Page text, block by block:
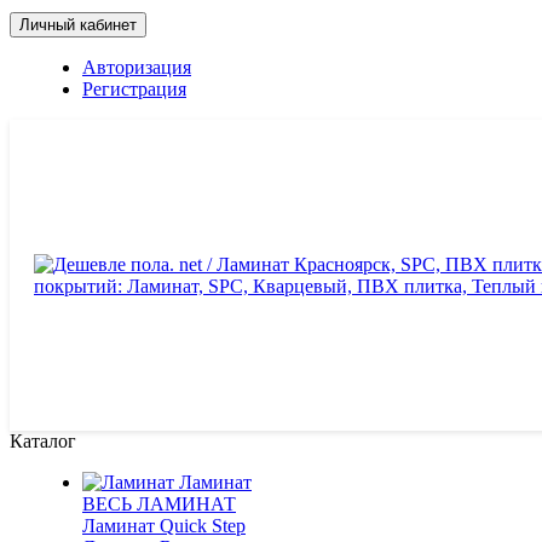
Личный кабинет
Авторизация
Регистрация
Каталог
Ламинат
ВЕСЬ ЛАМИНАТ
Ламинат Quick Step